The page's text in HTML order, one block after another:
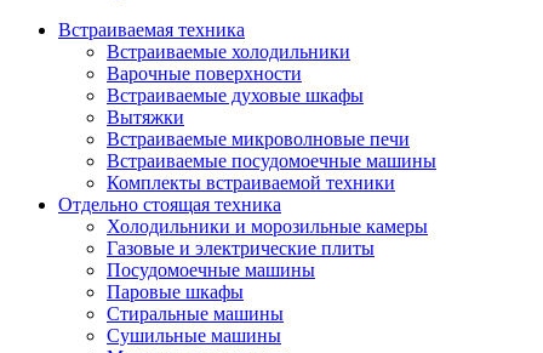
Встраиваемая техника
Встраиваемые холодильники
Варочные поверхности
Встраиваемые духовые шкафы
Вытяжки
Встраиваемые микроволновые печи
Встраиваемые посудомоечные машины
Комплекты встраиваемой техники
Отдельно стоящая техника
Холодильники и морозильные камеры
Газовые и электрические плиты
Посудомоечные машины
Паровые шкафы
Стиральные машины
Сушильные машины